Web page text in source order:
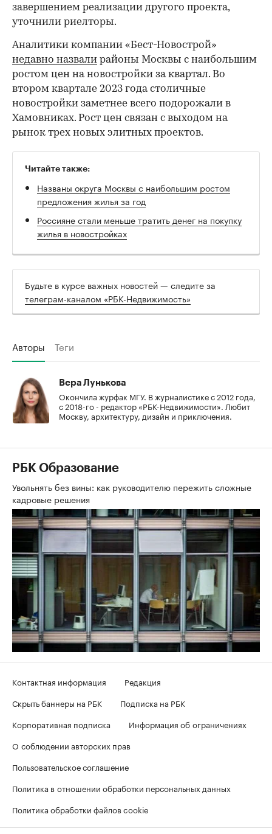
завершением реализации другого проекта,
уточнили риелторы.
Аналитики компании «Бест-Новострой»
недавно назвали районы Москвы с наибольшим
ростом цен на новостройки за квартал. Во
втором квартале 2023 года столичные
новостройки заметнее всего подорожали в
Хамовниках. Рост цен связан с выходом на
рынок трех новых элитных проектов.
Читайте также:
Названы округа Москвы с наибольшим ростом
предложения жилья за год
Россияне стали меньше тратить денег на покупку
жилья в новостройках
Будьте в курсе важных новостей — следите за
телеграм-каналом «РБК-Недвижимость»
Авторы Теги
Вера Лунькова
Окончила журфак МГУ. В журналистике с 2012 года,
с 2018-го - редактор «РБК-Недвижимости». Любит
Москву, архитектуру, дизайн и приключения.
РБК Образование
Увольнять без вины: как руководителю пережить сложные
кадровые решения
Контактная информация
Редакция
Скрыть баннеры на РБК
Подписка на РБК
Корпоративная подписка
Информация об ограничениях
О соблюдении авторских прав
Пользовательское соглашение
Политика в отношении обработки персональных данных
Политика обработки файлов cookie